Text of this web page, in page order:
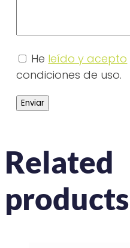
He leído y acepto
condiciones de uso.
Related
products